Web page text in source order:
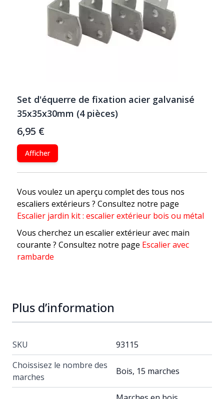
Set d'équerre de fixation acier galvanisé
35x35x30mm (4 pièces)
6,95 €
Afficher
Vous voulez un aperçu complet des tous nos
escaliers extérieurs ? Consultez notre page
Escalier jardin kit : escalier extérieur bois ou métal
Vous cherchez un escalier extérieur avec main
courante ? Consultez notre page Escalier avec
rambarde
Plus d’information
SKU
93115
Choissisez le nombre des
marches
Bois, 15 marches